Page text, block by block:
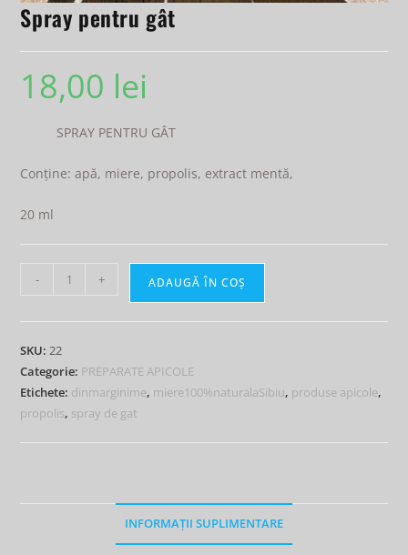
Spray pentru gât
18,00 lei
SPRAY PENTRU GÂT
Conține: apă, miere, propolis, extract mentă,
20 ml
- + ADAUGĂ ÎN COȘ
SKU:22
Categorie: PREPARATE APICOLE
Etichete: dinmarginime, miere100%naturalaSibiu, produse apicole,
propolis, spray de gat
INFORMAȚII SUPLIMENTARE